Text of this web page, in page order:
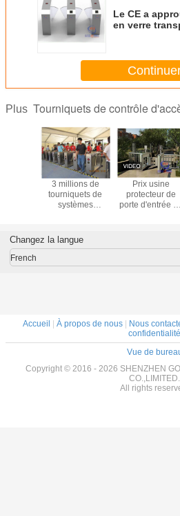
Le CE a
en verre
Plus Tourniquets de contrôle
3 millions de
tourniquets de
systèmes
d'Access durables
de sécurité
Prix usine
protecteur de
porte d'entrée de
thermomètre de
protecteur de
Changez la langue
French
Accueil À propos de nous| Nous
confidentialité
Vue de
Copyright © 2016 - 2026 SHENZHEN
CO.,LIMITED.
All rights